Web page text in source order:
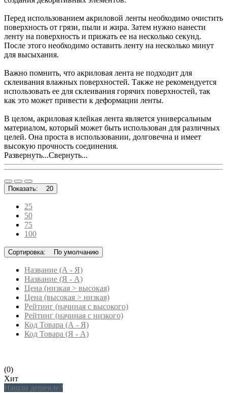
Перед использованием акриловой ленты необходимо очистить
поверхность от грязи, пыли и жира. Затем нужно нанести
ленту на поверхность и прижать ее на несколько секунд.
После этого необходимо оставить ленту на несколько минут
для высыхания.
Важно помнить, что акриловая лента не подходит для
склеивания влажных поверхностей. Также не рекомендуется
использовать ее для склеивания горячих поверхностей, так
как это может привести к деформации ленты.
В целом, акриловая клейкая лента является универсальным
материалом, который может быть использован для различных
целей. Она проста в использовании, долговечна и имеет
высокую прочность соединения.
Развернуть...Свернуть...
Показать: 20
25
50
75
100
Сортировка: По умолчанию
Название (А - Я)
Название (Я - А)
Цена (низкая > высокая)
Цена (высокая > низкая)
Рейтинг (начиная с высокого)
Рейтинг (начиная с низкого)
Код Товара (А - Я)
Код Товара (Я - А)
(0)
Хит
Нашли дешевле?